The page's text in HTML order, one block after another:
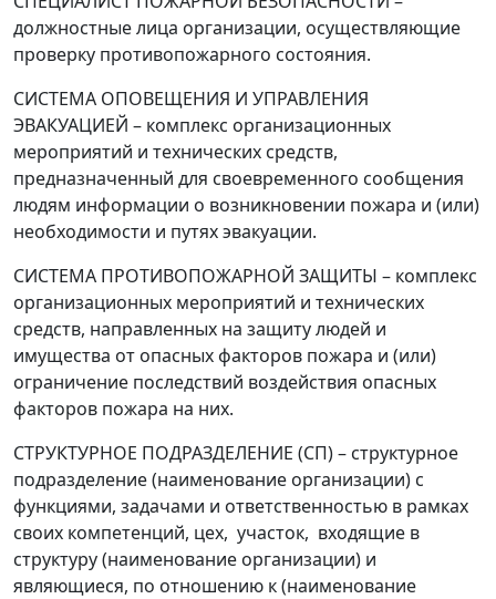
должностные лица организации, осуществляющие
проверку противопожарного состояния.
СИСТЕМА ОПОВЕЩЕНИЯ И УПРАВЛЕНИЯ
ЭВАКУАЦИЕЙ – комплекс организационных
мероприятий и технических средств,
предназначенный для своевременного сообщения
людям информации о возникновении пожара и (или)
необходимости и путях эвакуации.
СИСТЕМА ПРОТИВОПОЖАРНОЙ ЗАЩИТЫ – комплекс
организационных мероприятий и технических
средств, направленных на защиту людей и
имущества от опасных факторов пожара и (или)
ограничение последствий воздействия опасных
факторов пожара на них.
СТРУКТУРНОЕ ПОДРАЗДЕЛЕНИЕ (СП)– структурное
подразделение(наименование организации) с
функциями, задачами и ответственностью в рамках
своих компетенций, цех, участок, входящие в
структуру(наименование организации) и
являющиеся, по отношению к(наименование